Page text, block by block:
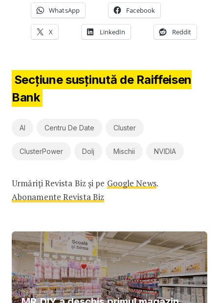
WhatsApp Facebook
X LinkedIn Reddit
Secțiune susținută de Raiffeisen
Bank
AI Centru De Date Cluster
ClusterPower Dolj Mischii NVIDIA
Urmăriți Revista Biz și pe Google News.
Abonamente Revista Biz